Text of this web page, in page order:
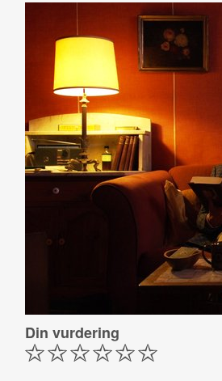
Din vurdering